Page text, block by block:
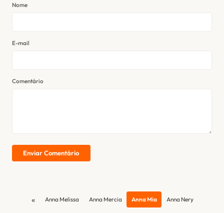
Nome
E-mail
Comentário
Enviar Comentário
« Anna Melissa Anna Mercia Anna Mia Anna Nery